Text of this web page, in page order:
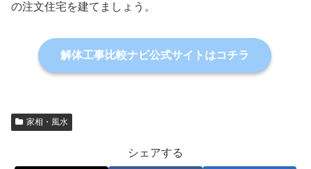
の注文住宅を建てましょう。
解体工事比較ナビ公式サイトはコチラ
家相・風水
シェアする